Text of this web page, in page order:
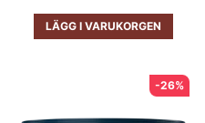
LÄGG I VARUKORGEN
-26%